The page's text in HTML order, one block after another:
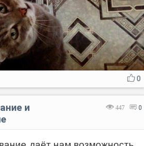
0
447 0
и